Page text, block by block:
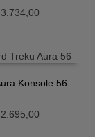
3.734,00
Konsole 56
2.695,00